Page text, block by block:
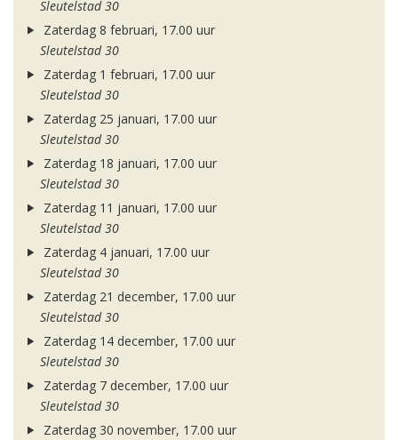
Sleutelstad 30
Zaterdag 8 februari, 17.00 uur
Sleutelstad 30
Zaterdag 1 februari, 17.00 uur
Sleutelstad 30
Zaterdag 25 januari, 17.00 uur
Sleutelstad 30
Zaterdag 18 januari, 17.00 uur
Sleutelstad 30
Zaterdag 11 januari, 17.00 uur
Sleutelstad 30
Zaterdag 4 januari, 17.00 uur
Sleutelstad 30
Zaterdag 21 december, 17.00 uur
Sleutelstad 30
Zaterdag 14 december, 17.00 uur
Sleutelstad 30
Zaterdag 7 december, 17.00 uur
Sleutelstad 30
Zaterdag 30 november, 17.00 uur